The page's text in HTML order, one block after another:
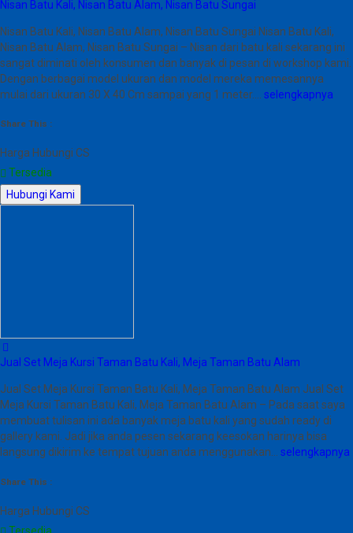
Nisan Batu Kali, Nisan Batu Alam, Nisan Batu Sungai
Nisan Batu Kali, Nisan Batu Alam, Nisan Batu Sungai Nisan Batu Kali,
Nisan Batu Alam, Nisan Batu Sungai – Nisan dari batu kali sekarang ini
sangat diminati oleh konsumen dan banyak di pesan di workshop kami.
Dengan berbagai model ukuran dan model mereka memesannya
mulai dari ukuran 30 X 40 Cm sampai yang 1 meter…. selengkapnya
Share This :
Harga Hubungi CS
Tersedia
Hubungi Kami
Jual Set Meja Kursi Taman Batu Kali, Meja Taman Batu Alam
Jual Set Meja Kursi Taman Batu Kali, Meja Taman Batu Alam Jual Set
Meja Kursi Taman Batu Kali, Meja Taman Batu Alam – Pada saat saya
membuat tulisan ini ada banyak meja batu kali yang sudah ready di
gallery kami. Jadi jika anda pesen sekarang keesokan harinya bisa
langsung dikirim ke tempat tujuan anda menggunakan… selengkapnya
Share This :
Harga Hubungi CS